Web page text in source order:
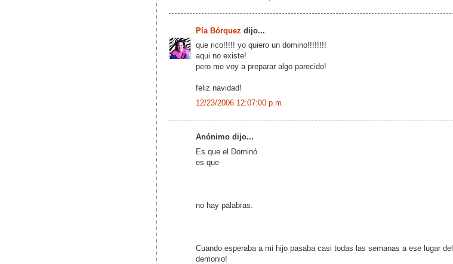
Pía Bórquez dijo...
que rico!!!!! yo quiero un domino!!!!!!!!
aqui no existe!
pero me voy a preparar algo parecido!
feliz navidad!
12/23/2006 12:07:00 p.m.
Anónimo dijo...
Es que el Dominó
es que
no hay palabras.
Cuando esperaba a mi hijo pasaba casi todas las semanas a ese lugar del
demonio!